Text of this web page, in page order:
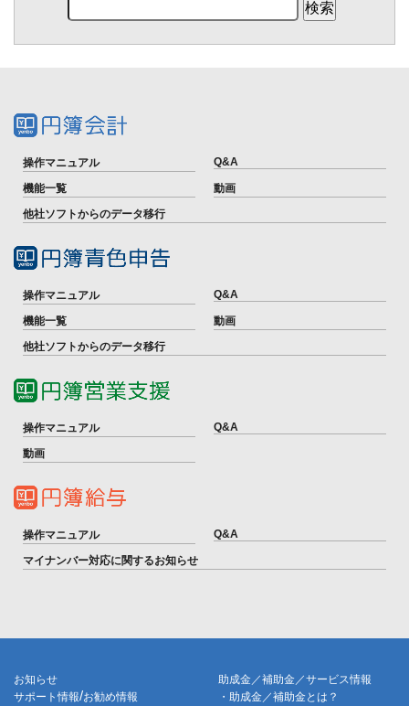
操作マニュアル Q&A
機能一覧
動画
他社ソフトからのデータ移行
操作マニュアル Q&A
機能一覧
動画
他社ソフトからのデータ移行
操作マニュアル Q&A
動画
操作マニュアル Q&A
マイナンバー対応に関するお知らせ
お知らせ
サポート情報/お勧め情報
助成金／補助金／サービス情報
・助成金／補助金とは？